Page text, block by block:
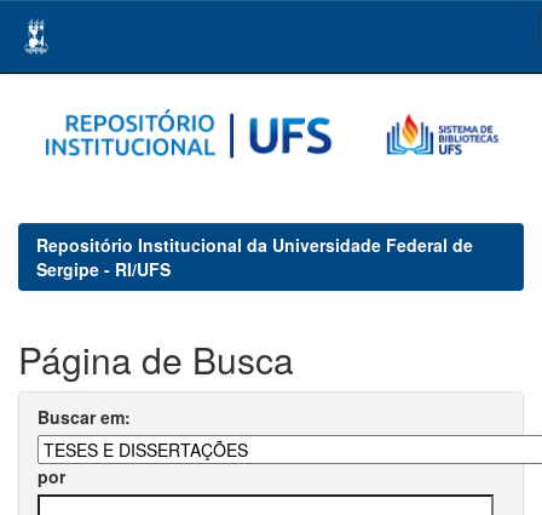
navigation
Repositório Institucional da Universidade Federal de
Sergipe - RI/UFS
Página de Busca
Buscar em:
por